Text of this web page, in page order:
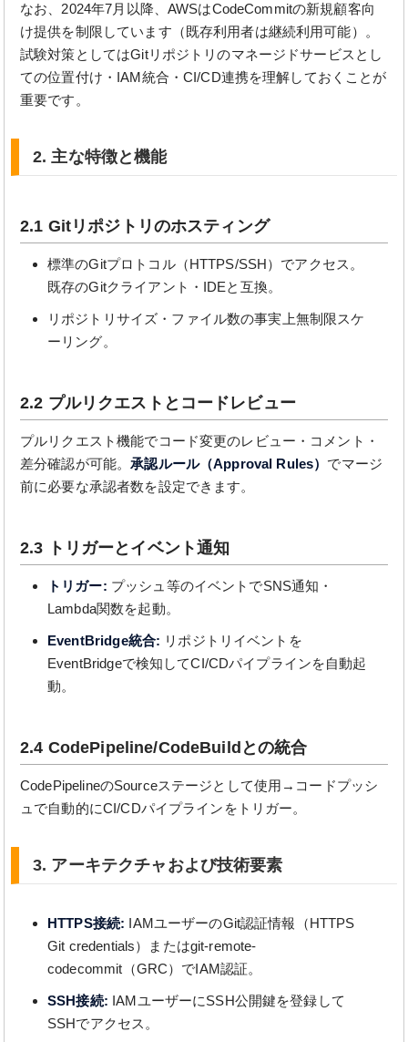
なお、2024年7月以降、AWSはCodeCommitの新規顧客向
け提供を制限しています（既存利用者は継続利用可能）。
試験対策としてはGitリポジトリのマネージドサービスとし
ての位置付け・IAM統合・CI/CD連携を理解しておくことが
重要です。
2. 主な特徴と機能
2.1 Gitリポジトリのホスティング
標準のGitプロトコル（HTTPS/SSH）でアクセス。
既存のGitクライアント・IDEと互換。
リポジトリサイズ・ファイル数の事実上無制限スケ
ーリング。
2.2 プルリクエストとコードレビュー
プルリクエスト機能でコード変更のレビュー・コメント・
差分確認が可能。承認ルール（Approval Rules） でマージ
前に必要な承認者数を設定できます。
2.3 トリガーとイベント通知
トリガー: プッシュ等のイベントでSNS通知・
Lambda関数を起動。
EventBridge統合: リポジトリイベントを
EventBridgeで検知してCI/CDパイプラインを自動起
動。
2.4 CodePipeline/CodeBuildとの統合
CodePipelineのSourceステージとして使用→コードプッシ
ュで自動的にCI/CDパイプラインをトリガー。
3. アーキテクチャおよび技術要素
HTTPS接続: IAMユーザーのGit認証情報（HTTPS
Git credentials）またはgit-remote-
codecommit（GRC）でIAM認証。
SSH接続: IAMユーザーにSSH公開鍵を登録して
SSHでアクセス。